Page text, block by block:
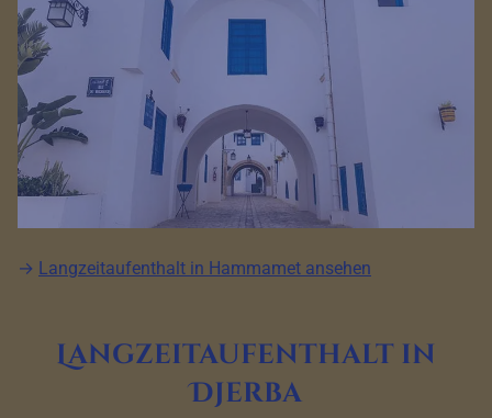
→ Langzeitaufenthalt in Hammamet ansehen
Langzeitaufenthalt in
Djerba